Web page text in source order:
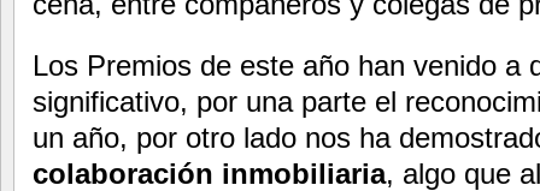
Los Premios de este año han venido a
significativo, por una parte el
un año, por otro lado nos ha
colaboración inmobiliaria, algo que